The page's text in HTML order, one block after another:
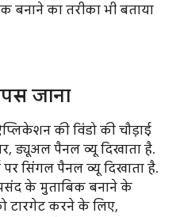
बनाने का तरीका भी बताया
जाना
की विंडो की चौड़ाई
ड्यूअल पैनल व्यू दिखाता है.
सिंगल पैनल व्यू दिखाता है.
के मुताबिक बनाने के
टारगेट करने के लिए,